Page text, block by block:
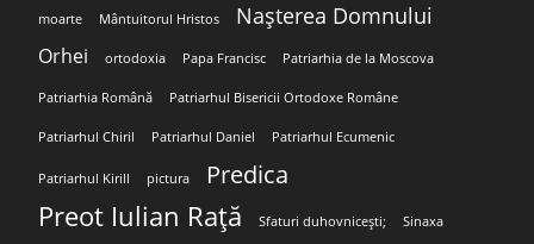
moarte Mântuitorul Hristos Nașterea Domnului
Orhei ortodoxia Papa Francisc Patriarhia de la Moscova
Patriarhia Română Patriarhul Bisericii Ortodoxe Române
Patriarhul Chiril Patriarhul Daniel Patriarhul Ecumenic
Patriarhul Kirill pictura Predica
Preot Iulian Rață Sfaturi duhovnicești; Sinaxa